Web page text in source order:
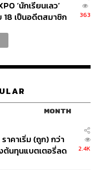
การเมือง ประจำสำนักข่าว
PHOTOGRAPHER
ศักดา
บันเป็นช่างภาพอิสระ และ
ทด้าน Gender & Media ณ
junewatsamon
‘นักเรียนเลว’
18 เป็นอดีตสมาชิก
363
MONTH
าคาเริ่ม (ถูก) กว่า
ต้นทุนแบตเตอรี่ลด
2.4K